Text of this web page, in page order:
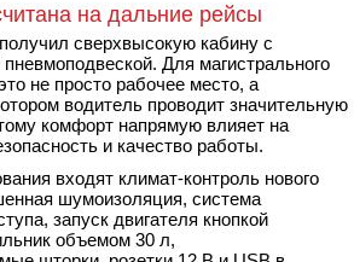
на дальние рейсы
сверхвысокую кабину с
Для магистрального
не просто рабочее место, а
водитель проводит значительную
комфорт напрямую влияет на
и качество работы.
входят климат-контроль нового
шумоизоляция, система
запуск двигателя кнопкой
объемом 30 л,